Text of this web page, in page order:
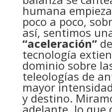
humana
poco a poco,
así, sentimos
“aceleración”
tecnología
dominio sobre
teleologías de
mayor
y destino.
adelante, lo que